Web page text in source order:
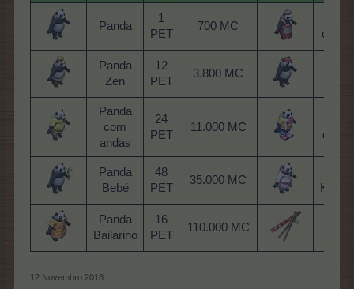
Panda
1
PET
700 MC
do
Panda
Zen
12
PET
3.800 MC
Panda
com
andas
24
PET
11.000 MC
do
Panda
Bebé
48
PET
35.000 MC
Panda
Bailarino
16
PET
110.000 MC
12 Novembro 2018